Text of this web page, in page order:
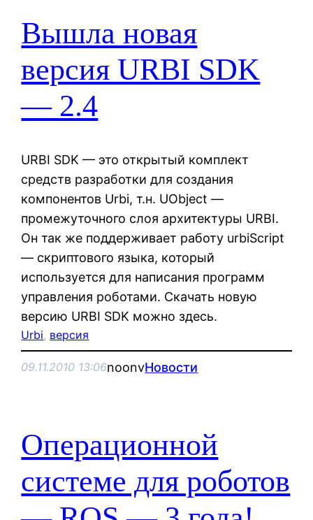
Вышла новая
версия URBI SDK
— 2.4
URBI SDK — это открытый комплект
средств разработки для создания
компонентов Urbi, т.н. UObject —
промежуточного слоя архитектуры URBI.
Он так же поддерживает работу urbiScript
— скриптового языка, который
используется для написания программ
управления роботами. Скачать новую
версию URBI SDK можно здесь.
Urbi, версия
09.11.2010 13:06noonvНовости
Операционной
системе для роботов